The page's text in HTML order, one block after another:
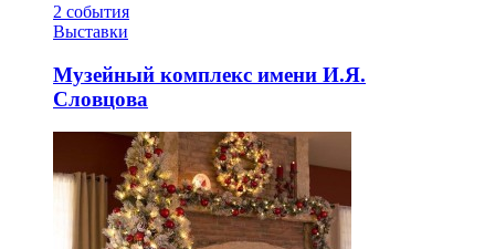
2 события
Выставки
Музейный комплекс имени И.Я.
Словцова